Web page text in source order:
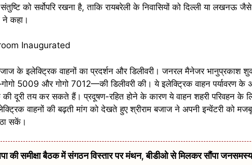
संतुष्टि को सर्वोपरि रखना है, ताकि रायबरेली के निवासियों को दिल्ली या लखनऊ
कहा।
के इलेक्ट्रिक वाहनों का प्रदर्शन और डिलीवरी। जनरल मैनेजर भानुप्रकाश
5009 और गोगो 7012—की डिलीवरी की। ये इलेक्ट्रिक वाहन पर्यावरण
दूरी तय कर सकते हैं। प्रदूषण-रहित होने के कारण ये वाहन शहरी परिवहन के
वाहनों की बढ़ती मांग को देखते हुए श्रीराम बजाज ने अपनी इन्वेंटरी को
सकें।
समीक्षा बैठक में संगठन विस्तार पर मंथन, बीडीओ से मिलकर सौंपा